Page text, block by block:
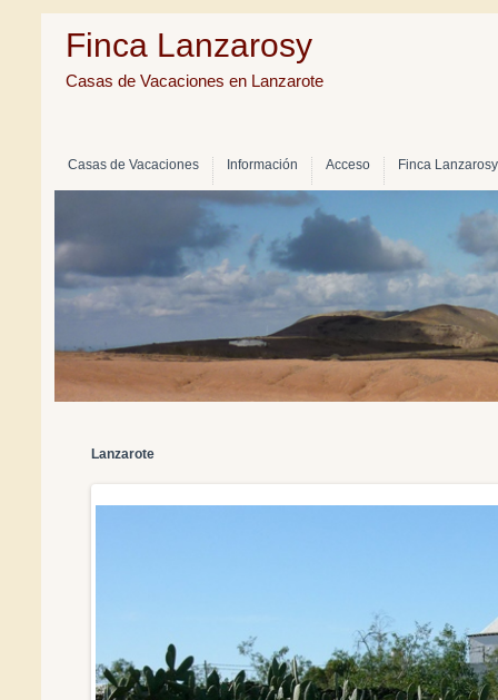
Finca Lanzarosy
Casas de Vacaciones en Lanzarote
Casas de Vacaciones Información Acceso Finca Lanzarosy
Lanzarote